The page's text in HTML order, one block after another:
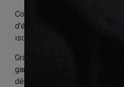
Composée de caoutchouc de
d'éléments plastiques
isolation acoustique ultra fiable
Grâce à sa composition en
gamme DINACHOC S880
démarche d'économie